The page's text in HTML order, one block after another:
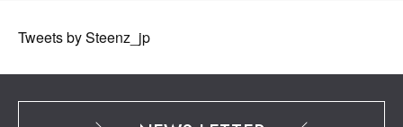
Tweets by Steenz_jp